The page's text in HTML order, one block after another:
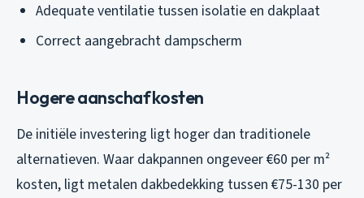
Adequate ventilatie tussen isolatie en dakplaat
Correct aangebracht dampscherm
Hogere aanschafkosten
De initiële investering ligt hoger dan traditionele
alternatieven. Waar dakpannen ongeveer €60 per m²
kosten, ligt metalen dakbedekking tussen €75-130 per